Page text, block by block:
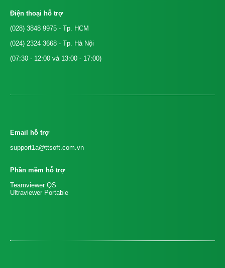
Điện thoại hỗ trợ
(028) 3848 9975 - Tp. HCM
(024) 2324 3668 - Tp. Hà Nội
(07:30 - 12:00 và 13:00 - 17:00)
Email hỗ trợ
support1a@ttsoft.com.vn
Phần mềm hỗ trợ
Teamviewer QS
Ultraviewer Portable